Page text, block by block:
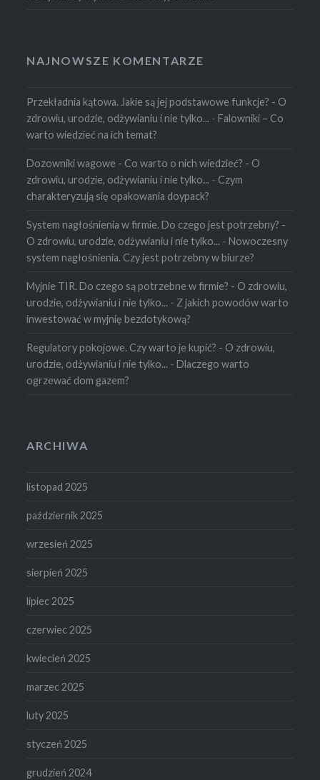
NAJNOWSZE KOMENTARZE
Przekładnia kątowa. Jakie są jej podstawowe funkcje? - O
zdrowiu, urodzie, odżywianiu i nie tylko... -Falowniki – Co
warto wiedzieć na ich temat?
Dozowniki wagowe - Co warto o nich wiedzieć? - O
zdrowiu, urodzie, odżywianiu i nie tylko... - Czym
charakteryzują się opakowania doypack?
System nagłośnienia w firmie. Do czego jest potrzebny? -
O zdrowiu, urodzie, odżywianiu i nie tylko... -Nowoczesny
system nagłośnienia. Czy jest potrzebny w biurze?
Myjnie TIR. Do czego są potrzebne w firmie? - O zdrowiu,
urodzie, odżywianiu i nie tylko... - Z jakich powodów warto
inwestować w myjnię bezdotykową?
Regulatory pokojowe. Czy warto je kupić? - O zdrowiu,
urodzie, odżywianiu i nie tylko... -Dlaczego warto
ogrzewać dom gazem?
ARCHIWA
listopad 2025
październik 2025
wrzesień 2025
sierpień 2025
lipiec 2025
czerwiec 2025
kwiecień 2025
marzec 2025
luty 2025
styczeń 2025
grudzień 2024